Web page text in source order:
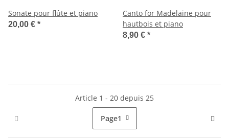
Sonate pour flûte et piano
20,00 € *
Canto for Madelaine pour
hautbois et piano
8,90 € *
Article 1 - 20 depuis 25
Page1